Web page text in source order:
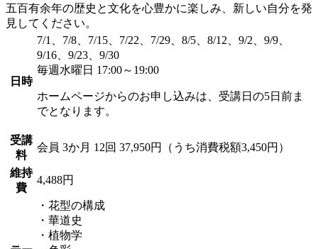
五百有余年の歴史と文化を心豊かに楽しみ、新しい自分を発
見してください。
日時
7/1、7/8、7/15、7/22、7/29、8/5、8/12、9/2、9/9、
9/16、9/23、9/30
毎週水曜日 17:00～19:00
ホームページからのお申し込みは、受講日の5日前ま
でとなります。
受講
料
会員 3か月 12回 37,950円（うち消費税額3,450円）
維持
費
4,488円
・花型の構成
・華道史
・植物学